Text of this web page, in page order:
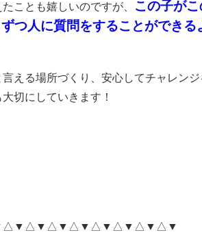
ことも嬉しいのですが、
この子が
つ人に質問をすることができる
える場所づくり、安心してチャレン
切にしていきます！